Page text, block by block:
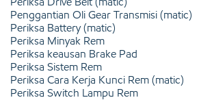
Penggantian Oli Gear Transmisi (matic)
Periksa Battery (matic)
Periksa Minyak Rem
Periksa keausan Brake Pad
Periksa Sistem Rem
Periksa Cara Kerja Kunci Rem (matic)
Periksa Switch Lampu Rem